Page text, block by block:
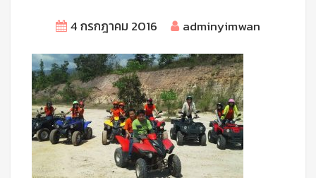
4 กรกฎาคม 2016 adminyimwan